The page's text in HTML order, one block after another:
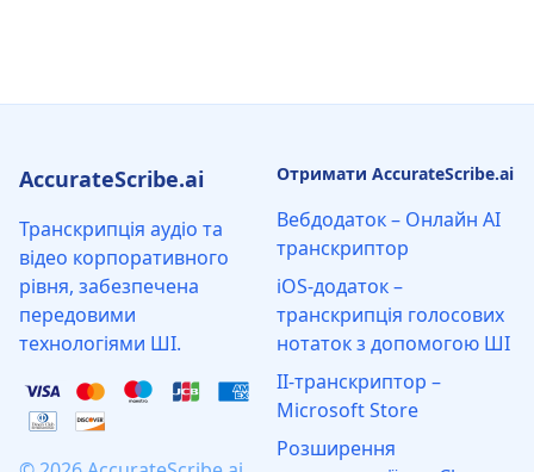
AccurateScribe.ai
Транскрипція аудіо та
відео корпоративного
рівня, забезпечена
передовими
технологіями ШІ.
Отримати AccurateScribe.ai
Вебдодаток – Онлайн AI
транскриптор
iOS-додаток –
транскрипція голосових
нотаток з допомогою ШІ
ІІ‑транскриптор –
Microsoft Store
Розширення